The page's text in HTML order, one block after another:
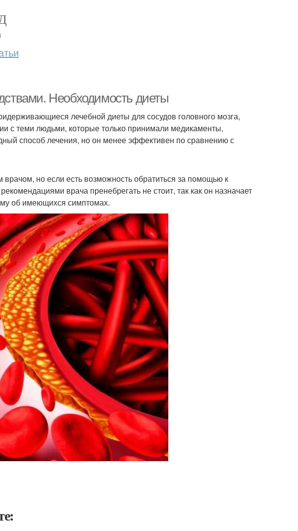
Необходимость диеты
лечебной диеты для сосудов головного мозга,
с теми людьми, которые только принимали медикаменты,
способ лечения, но он менее эффективен по сравнению с
но если есть возможность обратиться за помощью к
врача пренебрегать не стоит, так как он назначает
об имеющихся симптомах.